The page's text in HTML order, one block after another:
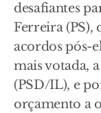
desafiantes
Ferreira (PS),
acordos pós-
mais votada,
(PSD/IL), e
orçamento a